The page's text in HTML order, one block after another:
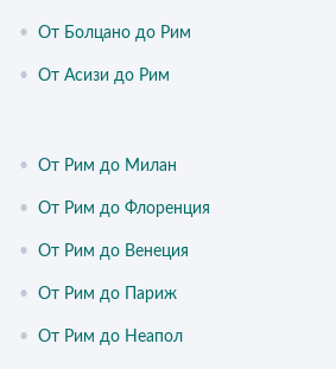
• От Болцано до Рим
• От Асизи до Рим
• От Рим до Милан
• От Рим до Флоренция
• От Рим до Венеция
• От Рим до Париж
• От Рим до Неапол